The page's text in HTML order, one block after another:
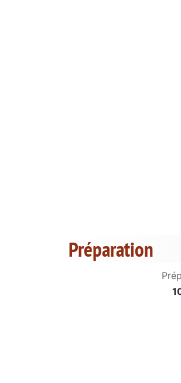
Préparation